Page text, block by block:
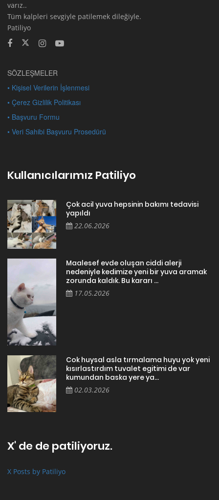
varız..
Tüm kalpleri sevgiyle patilemek dileğiyle.
Patiliyo
SÖZLEŞMELER
• Kişisel Verilerin İşlenmesi
• Çerez Gizlilik Politikası
• Başvuru Formu
• Veri Sahibi Başvuru Prosedürü
Kullanıcılarımız Patiliyo
Çok acil yuva hepsinin bakımı tedavisi
yapıldı
22.06.2026
Maalesef evde oluşan ciddi alerji
nedeniyle kedimize yeni bir yuva aramak
zorunda kaldık. Bu kararı ...
17.05.2026
Cok huysal asla tırmalama huyu yok yeni
kısırlastırdım tuvalet egitimi de var
kumundan baska yere ya...
02.03.2026
X' de de patiliyoruz.
X Posts by Patiliyo